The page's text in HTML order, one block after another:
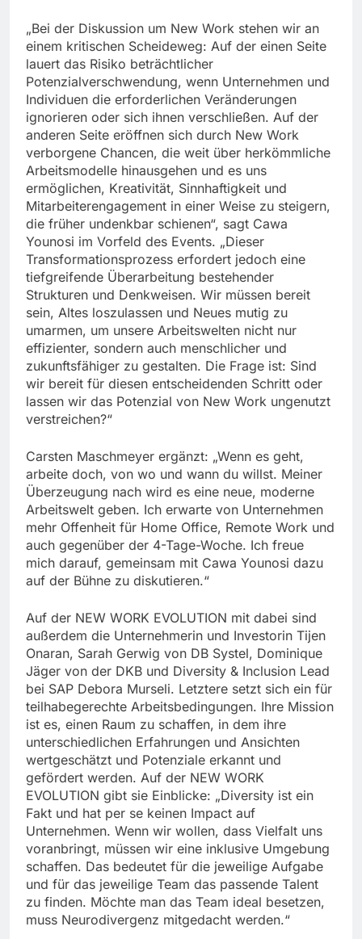
„Bei der Diskussion um New Work stehen wir an
einem kritischen Scheideweg: Auf der einen Seite
lauert das Risiko beträchtlicher
Potenzialverschwendung, wenn Unternehmen und
Individuen die erforderlichen Veränderungen
ignorieren oder sich ihnen verschließen. Auf der
anderen Seite eröffnen sich durch New Work
verborgene Chancen, die weit über herkömmliche
Arbeitsmodelle hinausgehen und es uns
ermöglichen, Kreativität, Sinnhaftigkeit und
Mitarbeiterengagement in einer Weise zu steigern,
die früher undenkbar schienen“, sagt Cawa
Younosi im Vorfeld des Events. „Dieser
Transformationsprozess erfordert jedoch eine
tiefgreifende Überarbeitung bestehender
Strukturen und Denkweisen. Wir müssen bereit
sein, Altes loszulassen und Neues mutig zu
umarmen, um unsere Arbeitswelten nicht nur
effizienter, sondern auch menschlicher und
zukunftsfähiger zu gestalten. Die Frage ist: Sind
wir bereit für diesen entscheidenden Schritt oder
lassen wir das Potenzial von New Work ungenutzt
verstreichen?“
Carsten Maschmeyer ergänzt: „Wenn es geht,
arbeite doch, von wo und wann du willst. Meiner
Überzeugung nach wird es eine neue, moderne
Arbeitswelt geben. Ich erwarte von Unternehmen
mehr Offenheit für Home Office, Remote Work und
auch gegenüber der 4-Tage-Woche. Ich freue
mich darauf, gemeinsam mit Cawa Younosi dazu
auf der Bühne zu diskutieren.“
Auf der NEW WORK EVOLUTION mit dabei sind
außerdem die Unternehmerin und Investorin Tijen
Onaran, Sarah Gerwig von DB Systel, Dominique
Jäger von der DKB und Diversity & Inclusion Lead
bei SAP Debora Murseli. Letztere setzt sich ein für
teilhabegerechte Arbeitsbedingungen. Ihre Mission
ist es, einen Raum zu schaffen, in dem ihre
unterschiedlichen Erfahrungen und Ansichten
wertgeschätzt und Potenziale erkannt und
gefördert werden. Auf der NEW WORK
EVOLUTION gibt sie Einblicke: „Diversity ist ein
Fakt und hat per se keinen Impact auf
Unternehmen. Wenn wir wollen, dass Vielfalt uns
voranbringt, müssen wir eine inklusive Umgebung
schaffen. Das bedeutet für die jeweilige Aufgabe
und für das jeweilige Team das passende Talent
zu finden. Möchte man das Team ideal besetzen,
muss Neurodivergenz mitgedacht werden.“